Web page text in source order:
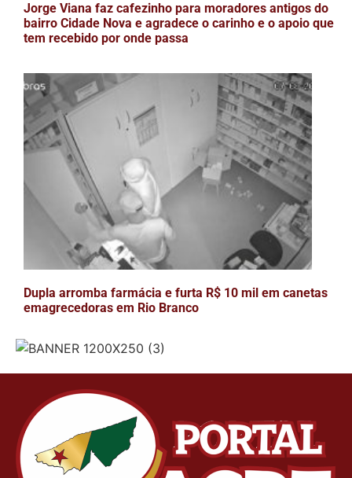
Jorge Viana faz cafezinho para moradores antigos do
bairro Cidade Nova e agradece o carinho e o apoio que
tem recebido por onde passa
Dupla arromba farmácia e furta R$ 10 mil em canetas
emagrecedoras em Rio Branco